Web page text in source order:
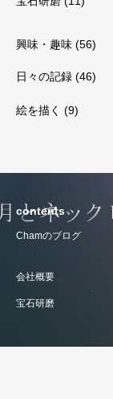
興味・趣味 (56)
日々の記録 (46)
絵を描く (9)
contents
Chamのブログ
会社概要
宝石研磨